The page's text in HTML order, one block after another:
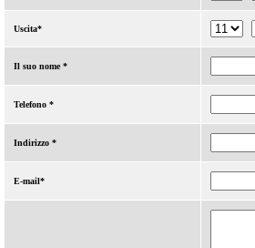
Uscita*
Il suo nome *
Telefono *
Indirizzo *
E-mail*